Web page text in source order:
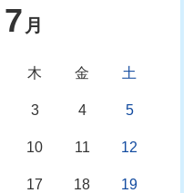
7 月
木 金 土
3 4 5
10 11 12
17 18 19